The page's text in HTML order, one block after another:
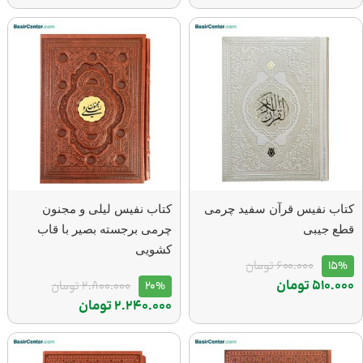
کتاب نفیس قرآن سفید چرمی
قطع جیبی
15%
600.000تومان
510.000تومان
کتاب نفیس لیلی و مجنون
چرمی برجسته بصیر با قاب
کشویی
20%
2.800.000تومان
2.240.000تومان